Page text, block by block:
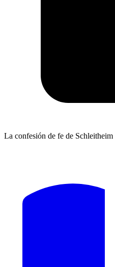
La confesión de fe de